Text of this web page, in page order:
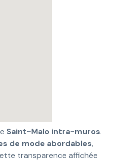
Saint-Malo intra-muros.
de mode abordables,
transparence affichée